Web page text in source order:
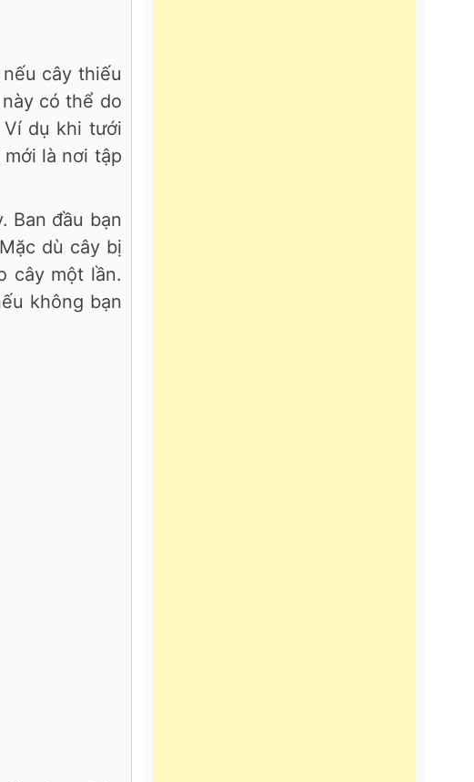
cây thiếu
có thể do
dụ khi tưới
là nơi tập
Ban đầu bạn
dù cây bị
cây một lần.
không bạn